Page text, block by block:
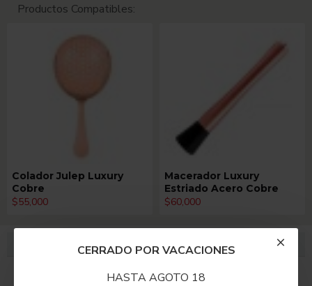
CERRADO POR VACACIONES
HASTA AGOTO 18
Productos Compatibles:
Colador Julep Luxury
Cobre
$55,000
Macerador Luxury
Estriado Acero Cobre
$60,000
Tin y Mini Tin tallados en patrón de diamantes, 100%